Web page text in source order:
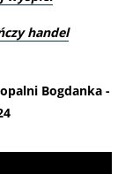
handel
Bogdanka -